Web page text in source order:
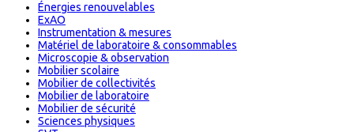
Énergies renouvelables
ExAO
Instrumentation & mesures
Matériel de laboratoire & consommables
Microscopie & observation
Mobilier scolaire
Mobilier de collectivités
Mobilier de laboratoire
Mobilier de sécurité
Sciences physiques